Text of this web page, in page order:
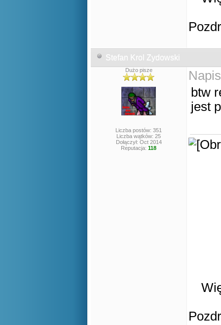
Stefan Krol Zydowski
Dużo pisze
Liczba postów: 351
Liczba wątków: 25
Dołączył: Oct 2014
Reputacja: 118
btw
jest